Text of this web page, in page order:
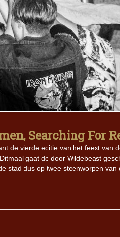
Searching For
de vierde editie van het feest van
gaat de door Wildebeast
stad dus op twee steenworpen van